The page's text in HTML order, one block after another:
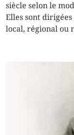
siècle selon le
Elles sont
local, régional ou